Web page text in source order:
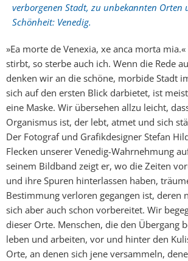
verborgenen Stadt, zu unbekannten Orten
Schönheit: Venedig.
»Ea morte de Venexia, xe anca morta
stirbt, so sterbe auch ich. Wenn die Rede
denken wir an die schöne, morbide Stadt
sich auf den ersten Blick darbietet, ist
eine Maske. Wir übersehen allzu leicht,
Organismus ist, der lebt, atmet und sich
Der Fotograf und Grafikdesigner Stefan
Flecken unserer Venedig-Wahrnehmung
seinem Bildband zeigt er, wo die Zeiten
und ihre Spuren hinterlassen haben,
Bestimmung verloren gegangen ist, deren
sich aber auch schon vorbereitet. Wir
dieser Orte. Menschen, die den Übergang
leben und arbeiten, vor und hinter den
Orte, an denen sich jene versammeln,